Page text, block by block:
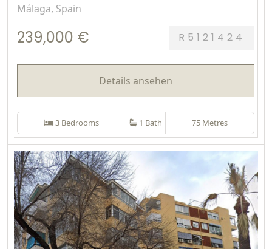
Málaga, Spain
239,000 € R5121424
Details ansehen
3 Bedrooms 1 Bath 75 Metres